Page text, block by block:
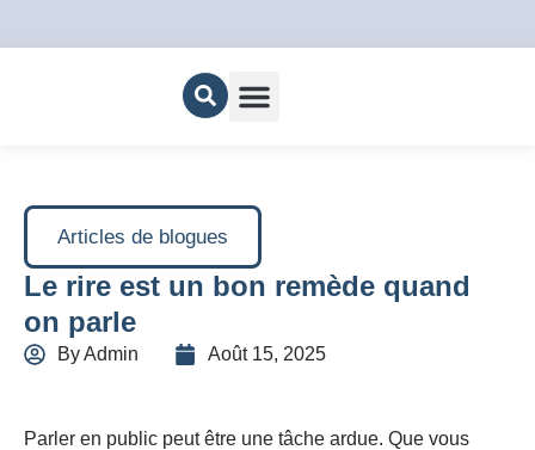
Articles de blogues
Le rire est un bon remède quand
on parle
ByAdmin Août 15, 2025
Parler en public peut être une tâche ardue. Que vous